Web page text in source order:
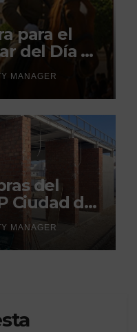
para el
del Día de
por
Cría
MANAGER
del
Ciudad del
está
de 2025
MANAGER